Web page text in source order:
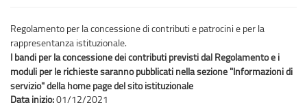
Regolamento per la concessione di contributi e patrocini e per la
rappresentanza istituzionale.
I bandi per la concessione dei contributi previsti dal Regolamento e i
moduli per le richieste saranno pubblicati nella sezione "Informazioni di
servizio" della home page del sito istituzionale
Data inizio:01/12/2021